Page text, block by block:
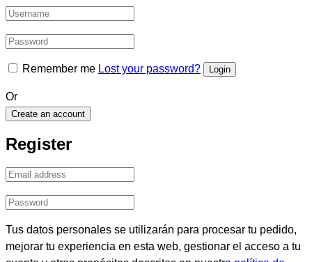
Remember me Lost your password?
Or
Create an account
Register
Tus datos personales se utilizarán para procesar tu pedido,
mejorar tu experiencia en esta web, gestionar el acceso a tu